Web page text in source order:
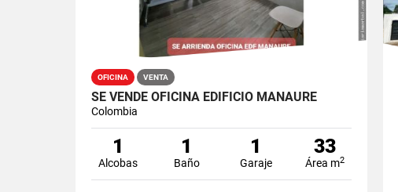
OFICINA VENTA
SE VENDE OFICINA EDIFICIO MANAURE
Colombia
1
Alcobas
1
Baño
1
Garaje
33
Área m2